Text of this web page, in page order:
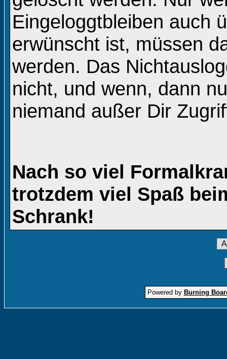
Eingeloggtbleiben auch
erwünscht ist, müssen
werden. Das
nicht, und wenn, dann
niemand außer Dir
Nach so viel
trotzdem viel Spaß
Schrank!
Powered by Burning